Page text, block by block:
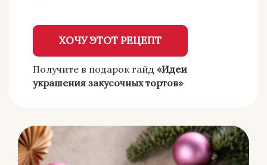
ХОЧУ ЭТОТ РЕЦЕПТ
Получите в подарок гайд «Идеи
украшения закусочных тортов»